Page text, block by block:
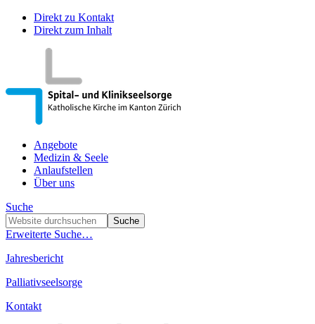
Direkt zu Kontakt
Direkt zum Inhalt
Angebote
Medizin & Seele
Anlaufstellen
Über uns
Suche
Erweiterte Suche…
Jahresbericht
Palliativseelsorge
Kontakt